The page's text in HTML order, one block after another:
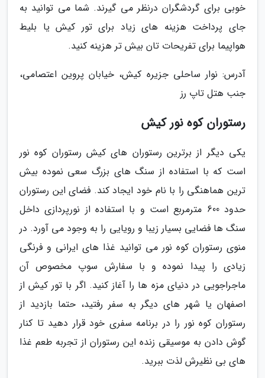
خوبی برای گردشگران درنظر می گیرند. شما می توانید به
جای پرداخت هزینه های زیاد برای تور کیش یا بلیط
هواپیما برای تفریحات تان بیش تر هزینه کنید.
آدرس: نوار ساحلی جزیره کیش، خیابان پروین اعتصامی،
جنب هتل تاپ رز
رستوران کوه نور کیش
یکی دیگر از برترین رستوران های کیش رستوران کوه نور
است که با استفاده از سنگ های بزرگ سعی نموده بیش
ترین هماهنگی را با نام خود ایجاد کند. فضای این رستوران
حدود 600 مترمربع است و با استفاده از نورپردازی داخل
سنگ ها فضایی بسیار زیبا و رویایی را به وجود می آورد. در
منوی رستوران کوه نور می توانید غذا های ایرانی و فرنگی
زیادی را پیدا نموده و با سفارش سوپ مخصوص آن
ماجراجویی در دنیای مزه ها را آغاز کنید. اگر با تور کیش از
اصفهان یا شهر های دیگر به سفر رفتید، حتما بازدید از
رستوران کوه نور را در برنامه سفری خود قرار دهید تا کنار
گوش دادن به موسیقی زنده این رستوران از تجربه طعم غذا
های بی نظیرش لذت ببرید.